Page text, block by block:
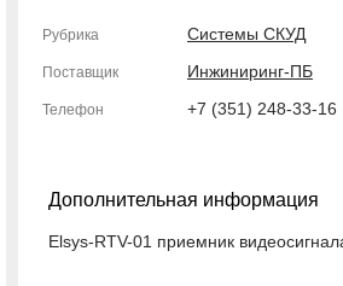
Рубрика Системы СКУД
Поставщик Инжиниринг-ПБ
Телефон +7 (351) 248-33-16
Дополнительная информация
Elsys-RTV-01 приемник